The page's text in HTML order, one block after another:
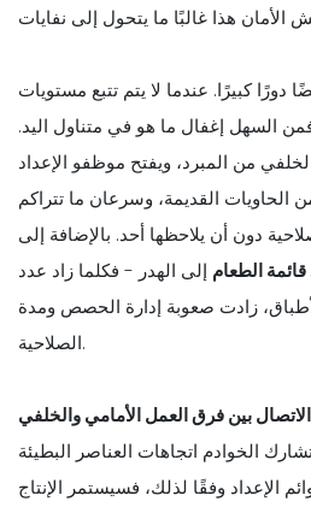
دورًا كبيرًا. عندما لا يتم تتبع مستويات
السهل إغفال ما هو في متناول اليد.
من المبرد، ويفتح موظفو الإعداد
الحاويات القديمة، وسرعان ما تتراكم
دون أن يلاحظها أحد. بالإضافة إلى
قائمة الطعام إلى الهدر - فكلما زاد عدد
زادت صعوبة إدارة الحصص ومدة
الصلاحية.
بين فرق العمل الأمامي والخلفي
الخوادم اتجاهات العناصر البطيئة
الإعداد وفقًا لذلك، فسيستمر الإنتاج